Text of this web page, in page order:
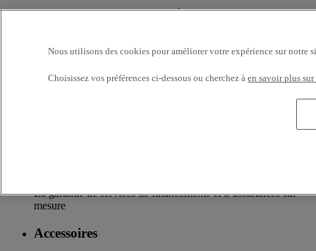
bénéficient d’un suivi personnalisé dans l’ensemble du
de vos besoins.
La garantie de services de financements et d’assurances sur
mesure
Accessoires
Nous utilisons des cookies pour améliorer votre expérience sur notre
Choisissez vos préférences ci-dessous ou cherchez à en savoir plus